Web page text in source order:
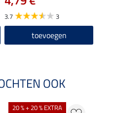
3.7 3
toevoegen
OOK
20 % + 20 % EXTRA